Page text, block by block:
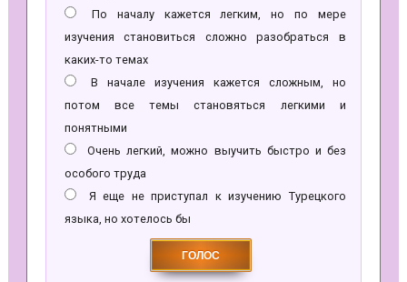
По началу кажется легким, но по мере
изучения становиться сложно разобраться в
каких-то темах
В начале изучения кажется сложным, но
потом все темы становяться легкими и
понятными
Очень легкий, можно выучить быстро и без
особого труда
Я еще не приступал к изучению Турецкого
языка, но хотелось бы